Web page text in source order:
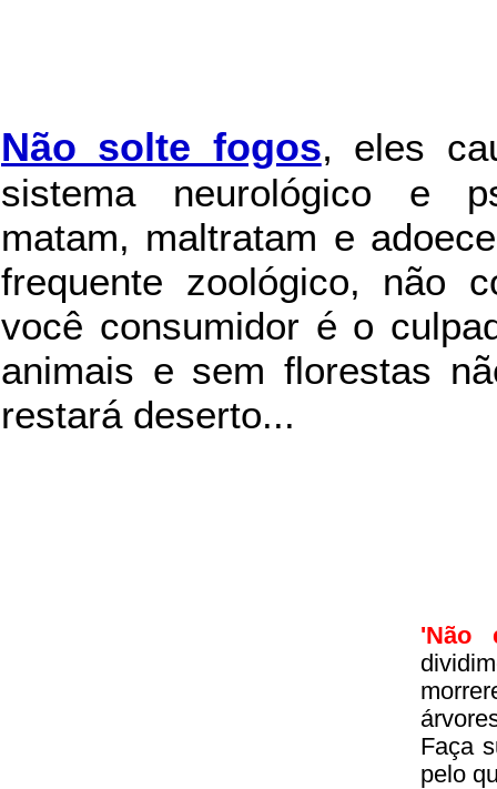
Não solte fogos, eles
sistema neurológico e
matam, maltratam e
frequente zoológico, não
você consumidor é o
animais e sem florestas
restará deserto...
'Não
Faça
pelo